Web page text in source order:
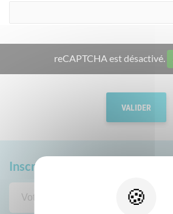
reCAPTCHA est désactivé.
Inscrivez-vous